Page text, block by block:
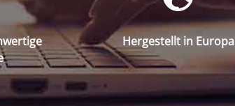
Hergestellt in Europa